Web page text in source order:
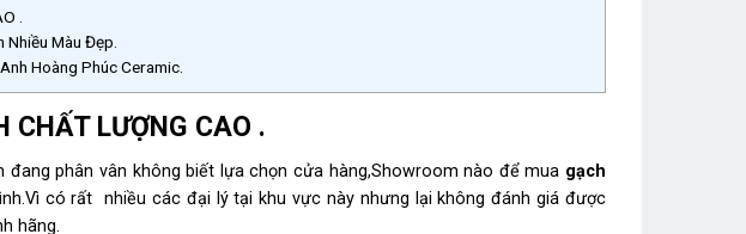
.
Nhiều Màu Đẹp.
Hoàng Phúc Ceramic.
CHẤT LƯỢNG CAO .
đang phân vân không biết lựa chọn cửa hàng,Showroom nào để mua gạch
có rất nhiều các đại lý tại khu vực này nhưng lại không đánh giá được
hãng.